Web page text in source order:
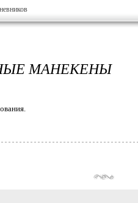
МАНЕКЕНЫ